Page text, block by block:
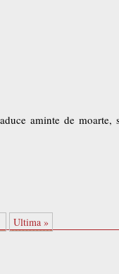
aminte de moarte,
Ultima »